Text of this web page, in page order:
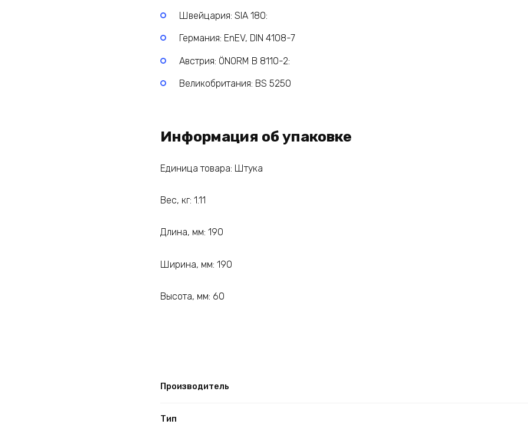
Швейцария: SIA 180:
Германия: EnEV, DIN 4108-7
Австрия: ÖNORM B 8110-2:
Великобритания: BS 5250
Информация об упаковке
Единица товара: Штука
Вес, кг: 1.11
Длина, мм: 190
Ширина, мм: 190
Высота, мм: 60
Производитель
Тип